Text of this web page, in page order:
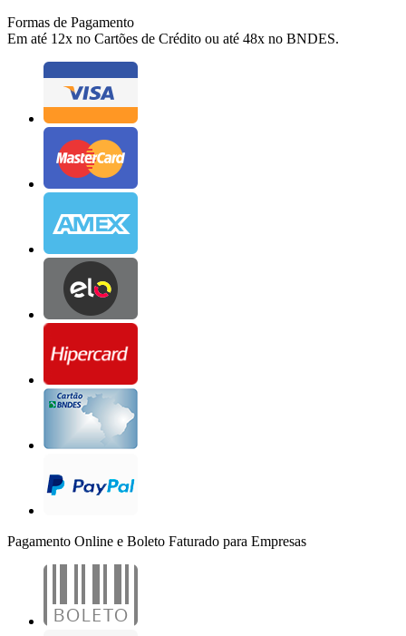
Formas de Pagamento
Em até 12x no Cartões de Crédito ou até 48x no BNDES.
Pagamento Online e Boleto Faturado para Empresas